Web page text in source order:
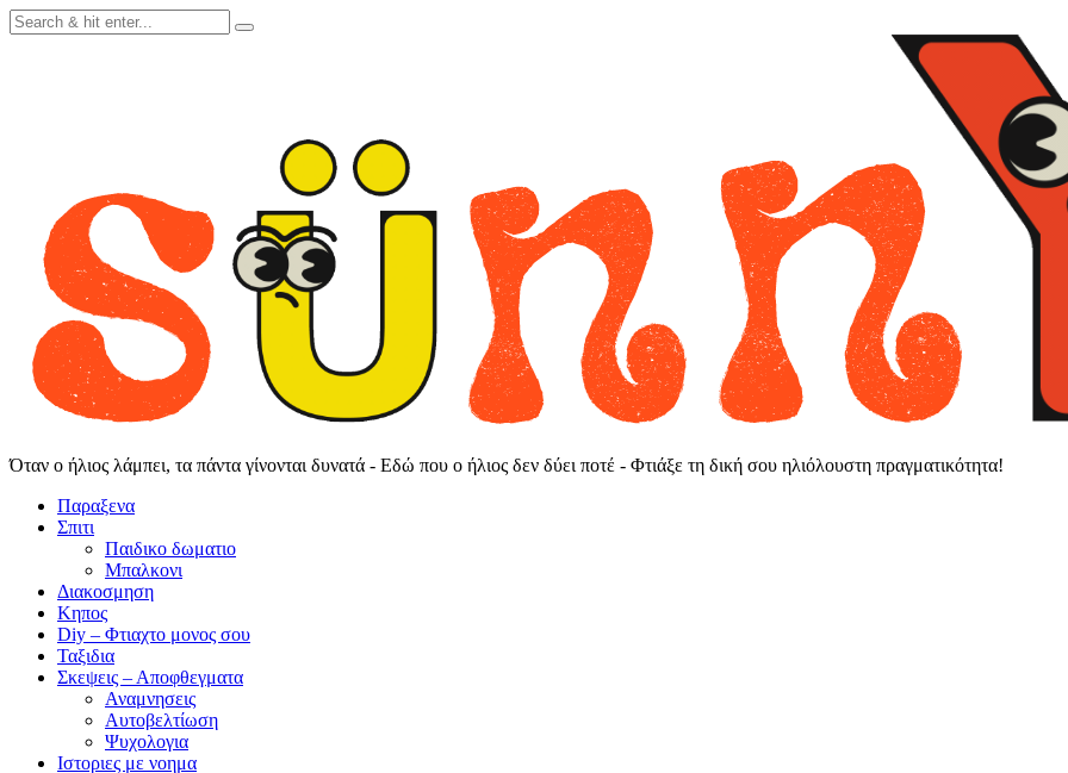
Skip
to
Όταν ο ήλιος λάμπει, τα πάντα γίνονται δυνατά - Εδώ που ο ήλιος δεν δύει ποτέ - Φτιάξε τη δική σου ηλιόλουστη πραγματικότητα!
Παραξενα
Σπιτι
Παιδικο δωματιο
Μπαλκονι
Διακοσμηση
Κηπος
Diy – Φτιαχτο μονος σου
Ταξιδια
Σκεψεις – Αποφθεγματα
Αναμνησεις
Αυτοβελτίωση
Ψυχολογια
Ιστοριες με νοημα